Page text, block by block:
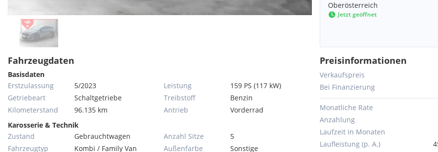
Oberösterreich
Jetzt geöffnet
Fahrzeugdaten
Basisdaten
Erstzulassung
5/2023
Getriebeart
Schaltgetriebe
Kilometerstand
96.135 km
Leistung
159 PS (117 kW)
Treibstoff
Benzin
Antrieb
Vorderrad
Karosserie & Technik
Zustand
Gebrauchtwagen
Fahrzeugtyp
Kombi / Family Van
Anzahl Sitze
5
Außenfarbe
Sonstige
Preisinformationen
Verkaufspreis
Bei Finanzierung
Monatliche Rate
Anzahlung
Laufzeit in Monaten
Laufleistung (p. A.)